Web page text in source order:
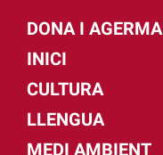
DONA I
INICI
CULTURA
LLENGUA
MEDI AMBIENT